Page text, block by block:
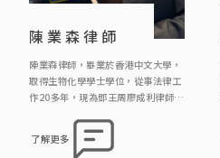
陳業森律師
陳業森律師，畢業於香港中文大學，
取得生物化學學士學位，從事法律工
作20多年，現為鄧王周廖成利律師行
囑處方案和民事訴訟
了解更多